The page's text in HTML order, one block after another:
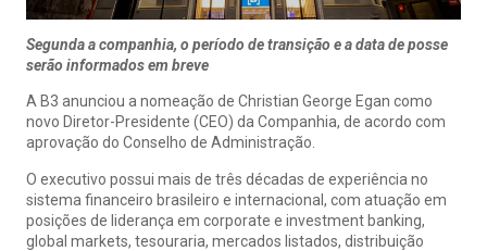
Segunda a companhia, o período de transição e a data de posse
serão informados em breve
A B3 anunciou a nomeação de Christian George Egan como
novo Diretor-Presidente (CEO) da Companhia, de acordo com
aprovação do Conselho de Administração.
O executivo possui mais de três décadas de experiência no
sistema financeiro brasileiro e internacional, com atuação em
posições de liderança em corporate e investment banking,
global markets, tesouraria, mercados listados, distribuição